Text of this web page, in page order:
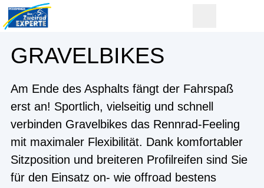
GRAVELBIKES
Am Ende des Asphalts fängt der Fahrspaß
erst an! Sportlich, vielseitig und schnell
verbinden Gravelbikes das Rennrad-Feeling
mit maximaler Flexibilität. Dank komfortabler
Sitzposition und breiteren Profilreifen sind Sie
für den Einsatz on- wie offroad bestens